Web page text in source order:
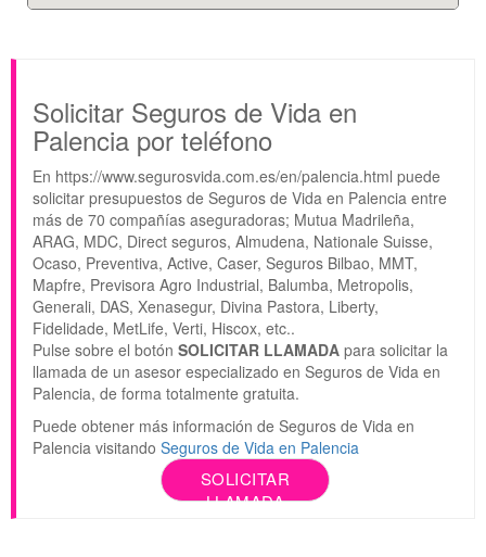
Solicitar Seguros de Vida en
Palencia por teléfono
En https://www.segurosvida.com.es/en/palencia.html puede
solicitar presupuestos de Seguros de Vida en Palencia entre
más de 70 compañías aseguradoras; Mutua Madrileña,
ARAG, MDC, Direct seguros, Almudena, Nationale Suisse,
Ocaso, Preventiva, Active, Caser, Seguros Bilbao, MMT,
Mapfre, Previsora Agro Industrial, Balumba, Metropolis,
Generali, DAS, Xenasegur, Divina Pastora, Liberty,
Fidelidade, MetLife, Verti, Hiscox, etc..
Pulse sobre el botón SOLICITAR LLAMADA para solicitar la
llamada de un asesor especializado en Seguros de Vida en
Palencia, de forma totalmente gratuita.
Puede obtener más información de Seguros de Vida en
Palencia visitando Seguros de Vida en Palencia
SOLICITAR
LLAMADA